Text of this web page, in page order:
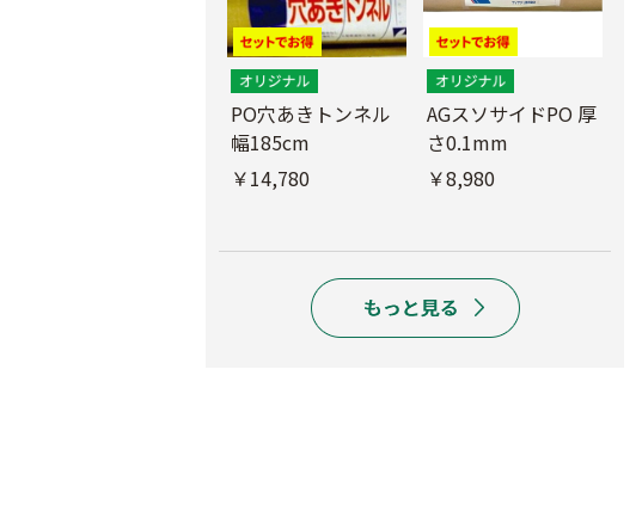
PO穴あきトンネル
幅185cm
￥14,780
AGスソサイドPO 厚
さ0.1mm
￥8,980